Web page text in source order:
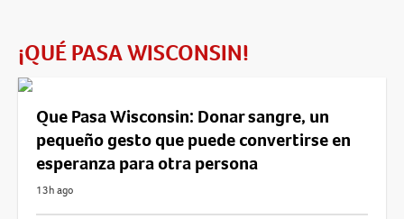
¡QUÉ PASA WISCONSIN!
Que Pasa Wisconsin: Donar sangre, un
pequeño gesto que puede convertirse en
esperanza para otra persona
13h ago